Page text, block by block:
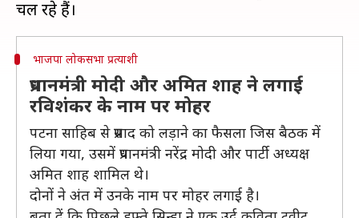
भाजपा लोकसभा प्रत्याशी
प्रधानमंत्री मोदी और अमित शाह ने लगाई
रविशंकर के नाम पर मोहर
पटना साहिब से प्रसाद को लड़ाने का फैसला जिस बैठक में
लिया गया, उसमें प्रधानमंत्री नरेंद्र मोदी और पार्टी अध्यक्ष
अमित शाह शामिल थे।
दोनों ने अंत में उनके नाम पर मोहर लगाई है।